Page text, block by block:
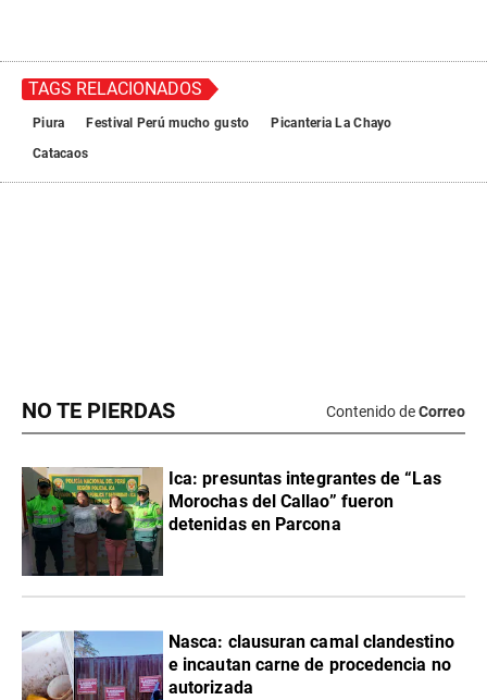
NO TE PIERDAS Contenido deCorreo
Ica: presuntas integrantes de “Las
Morochas del Callao” fueron
detenidas en Parcona
Nasca: clausuran camal clandestino
e incautan carne de procedencia no
autorizada